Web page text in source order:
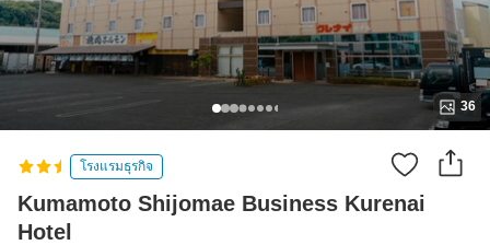
36
โรงแรมธุรกิจ
Kumamoto Shijomae Business Kurenai
Hotel